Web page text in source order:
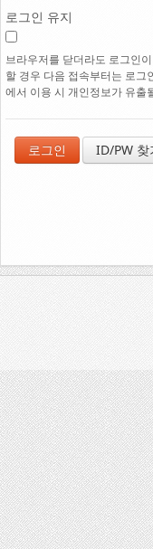
공부방
Link
로그인 유지
브라우저를 닫더라도 로그인
할 경우 다음 접속부터는 로그
에서 이용 시 개인정보가 유출
ID/PW 찾